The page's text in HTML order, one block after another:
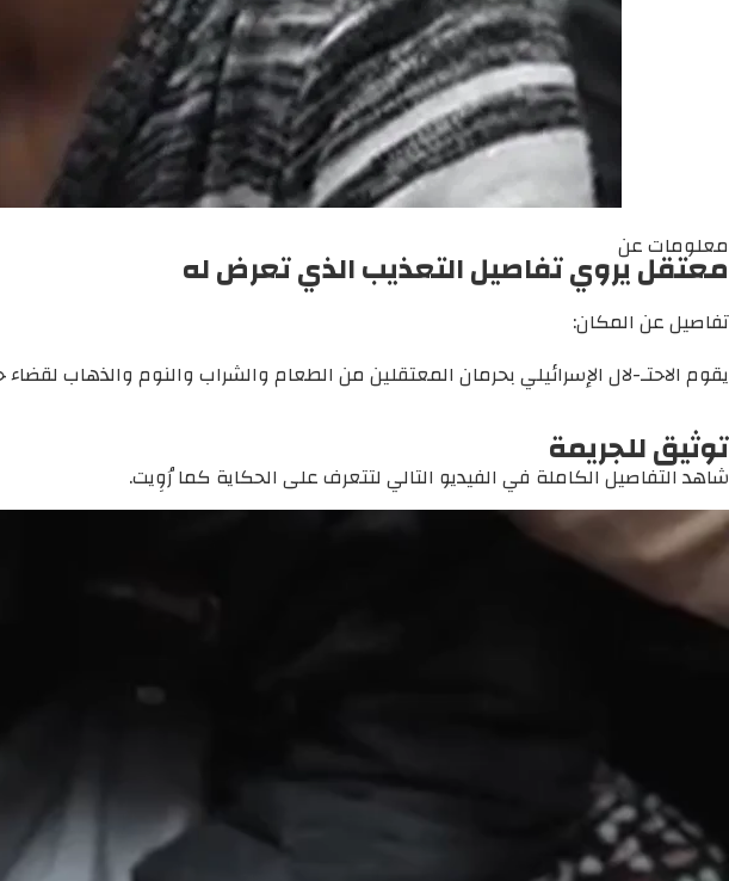
معلومات عن
معتقل يروي تفاصيل التعذيب الذي تعرض له
تفاصيل عن المكان:
يقوم الاحتـ-لال الإسرائيلي بحرمان المعتقلين من الطعام والشراب والنوم والذهاب
توثيق للجريمة
شاهد التفاصيل الكاملة في الفيديو التالي لتتعرف على الحكاية كما رُوِيت.